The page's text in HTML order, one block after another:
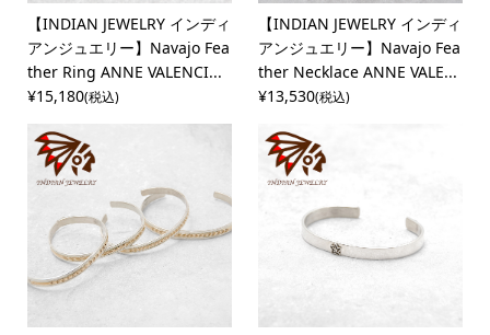
【INDIAN JEWELRY インディ
アンジュエリー】Navajo Fea
ther Ring ANNE VALENCI...
¥15,180(税込)
【INDIAN JEWELRY インディ
アンジュエリー】Navajo Fea
ther Necklace ANNE VALE...
¥13,530(税込)